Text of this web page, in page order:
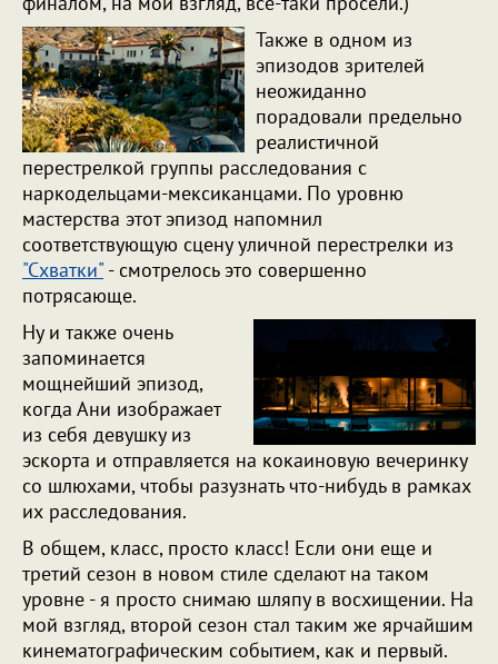
Также в одном из
эпизодов зрителей
неожиданно
порадовали предельно
реалистичной
перестрелкой группы расследования с
наркодельцами-мексиканцами. По уровню
мастерства этот эпизод напомнил
соответствующую сцену уличной перестрелки из
"Схватки" - смотрелось это совершенно
потрясающе.
Ну и также очень
запоминается
мощнейший эпизод,
когда Ани изображает
из себя девушку из
эскорта и отправляется на кокаиновую вечеринку
со шлюхами, чтобы разузнать что-нибудь в рамках
их расследования.
В общем, класс, просто класс! Если они еще и
третий сезон в новом стиле сделают на таком
уровне - я просто снимаю шляпу в восхищении. На
мой взгляд, второй сезон стал таким же ярчайшим
кинематографическим событием, как и первый.